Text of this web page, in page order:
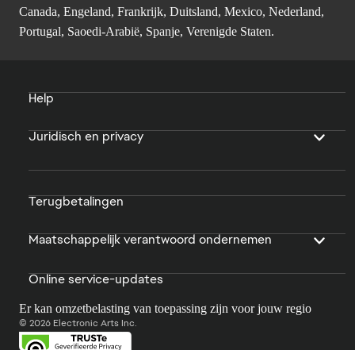
Canada, Engeland, Frankrijk, Duitsland, Mexico, Nederland,
Portugal, Saoedi-Arabië, Spanje, Verenigde Staten.
Help
Juridisch en privacy
Terugbetalingen
Maatschappelijk verantwoord ondernemen
Online service-updates
Er kan omzetbelasting van toepassing zijn voor jouw regio
© 2026 Electronic Arts Inc.